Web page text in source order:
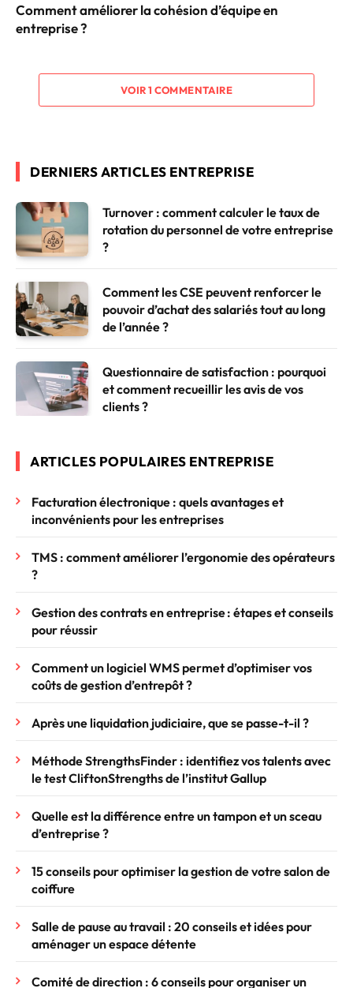
Comment améliorer la cohésion d’équipe en
entreprise ?
VOIR 1 COMMENTAIRE
DERNIERS ARTICLES ENTREPRISE
Turnover : comment calculer le taux de
rotation du personnel de votre entreprise
?
Comment les CSE peuvent renforcer le
pouvoir d’achat des salariés tout au long
de l’année ?
Questionnaire de satisfaction : pourquoi
et comment recueillir les avis de vos
clients ?
ARTICLES POPULAIRES ENTREPRISE
Facturation électronique : quels avantages et
inconvénients pour les entreprises
TMS : comment améliorer l’ergonomie des opérateurs
?
Gestion des contrats en entreprise : étapes et conseils
pour réussir
Comment un logiciel WMS permet d’optimiser vos
coûts de gestion d’entrepôt ?
Après une liquidation judiciaire, que se passe-t-il ?
Méthode StrengthsFinder : identifiez vos talents avec
le test CliftonStrengths de l’institut Gallup
Quelle est la différence entre un tampon et un sceau
d’entreprise ?
15 conseils pour optimiser la gestion de votre salon de
coiffure
Salle de pause au travail : 20 conseils et idées pour
aménager un espace détente
Comité de direction : 6 conseils pour organiser un